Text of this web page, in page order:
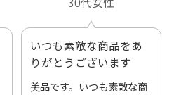
いつも素敵な商品をあ
りがとうございます
美品です。いつも素敵な商